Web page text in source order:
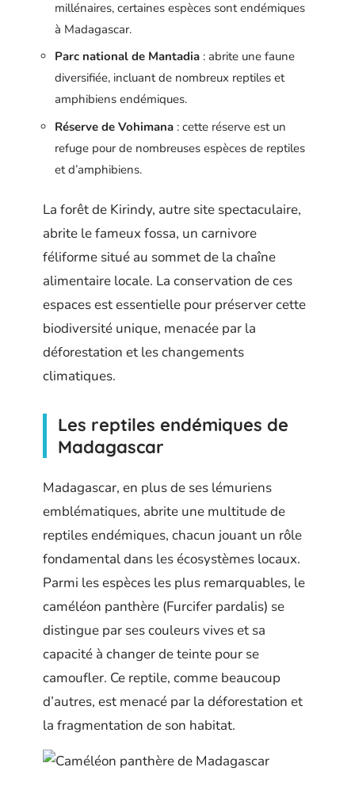
millénaires, certaines espèces sont endémiques
à Madagascar.
Parc national de Mantadia : abrite une faune
diversifiée, incluant de nombreux reptiles et
amphibiens endémiques.
Réserve de Vohimana : cette réserve est un
refuge pour de nombreuses espèces de reptiles
et d’amphibiens.
La forêt de Kirindy, autre site spectaculaire,
abrite le fameux fossa, un carnivore
féliforme situé au sommet de la chaîne
alimentaire locale. La conservation de ces
espaces est essentielle pour préserver cette
biodiversité unique, menacée par la
déforestation et les changements
climatiques.
Les reptiles endémiques de
Madagascar
Madagascar, en plus de ses lémuriens
emblématiques, abrite une multitude de
reptiles endémiques, chacun jouant un rôle
fondamental dans les écosystèmes locaux.
Parmi les espèces les plus remarquables, le
caméléon panthère (Furcifer pardalis) se
distingue par ses couleurs vives et sa
capacité à changer de teinte pour se
camoufler. Ce reptile, comme beaucoup
d’autres, est menacé par la déforestation et
la fragmentation de son habitat.